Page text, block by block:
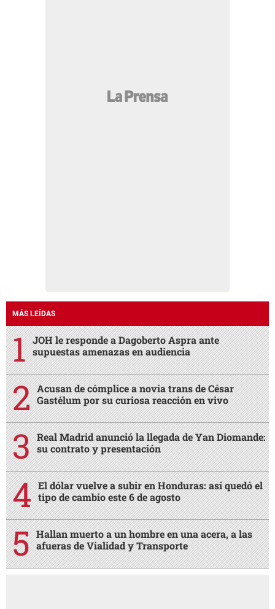
MÁS LEÍDAS
JOH le responde a Dagoberto Aspra ante
supuestas amenazas en audiencia
Acusan de cómplice a novia trans de César
Gastélum por su curiosa reacción en vivo
Real Madrid anunció la llegada de Yan Diomande:
su contrato y presentación
El dólar vuelve a subir en Honduras: así quedó el
tipo de cambio este 6 de agosto
Hallan muerto a un hombre en una acera, a las
afueras de Vialidad y Transporte